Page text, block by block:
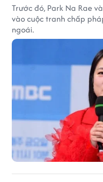
Trước đó, Park Na Rae
vào cuộc tranh chấp
ngoái.